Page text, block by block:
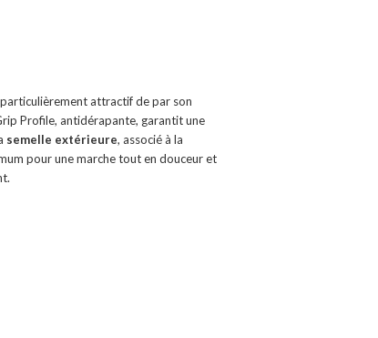
attractif de par son
Profile, antidérapante, garantit une
semelle extérieure, associé à la
pour une marche tout en douceur et